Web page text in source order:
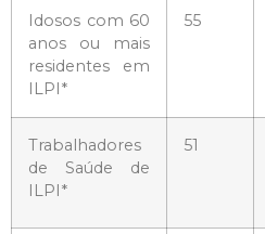
Idosos com 60
anos ou mais
residentes em
ILPI*
55
Trabalhadores
de Saúde de
ILPI*
51